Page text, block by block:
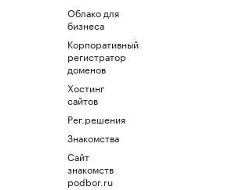
Облако для
бизнеса
Корпоративный
регистратор
доменов
Хостинг
сайтов
Рег.решения
Знакомства
Сайт
знакомств
podbor.ru